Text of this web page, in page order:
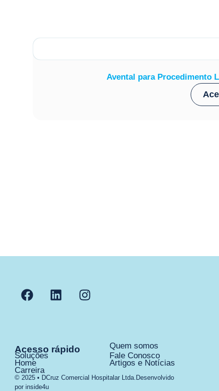
Avental para Procedimento
Acesso rápido
Soluções
Home
Carreira
Quem somos
Fale Conosco
Artigos e Notícias
© 2025 • DCruz Comercial Hospitalar Ltda. Desenvolvido
por inside4u